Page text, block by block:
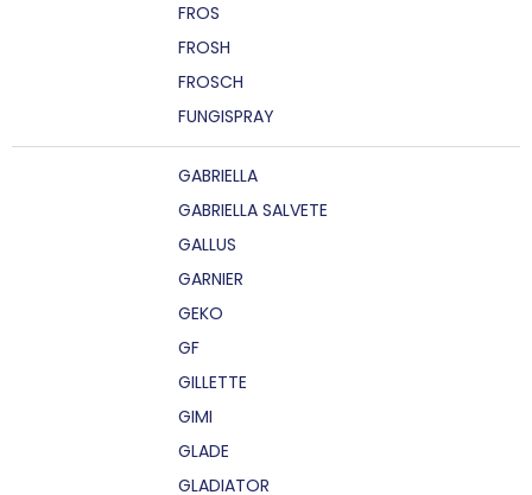
FROS
FROSH
FROSCH
FUNGISPRAY
GABRIELLA
GABRIELLA SALVETE
GALLUS
GARNIER
GEKO
GF
GILLETTE
GIMI
GLADE
GLADIATOR